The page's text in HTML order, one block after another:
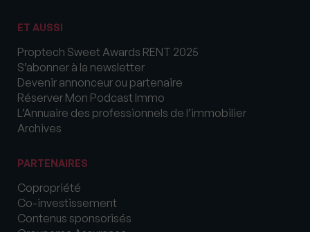
ET AUSSI
Proptech Sweet Awards RENT 2025
S’abonner à la newsletter
Devenir annonceur ou partenaire
Réserver Mon Podcast Immo
L’Annuaire des professionnels de l’immobilier
Archives
PARTENAIRES
Copropriété
Co-investissement
Contenus sponsorisés